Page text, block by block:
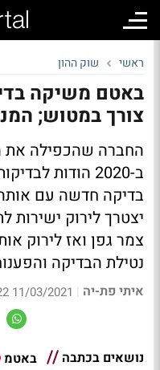
ראשי שוק ההון
באטם משיקה
צורך במטוש;
החברה שהכפילה את
ב-2020 הודות
בדיקה חדשה עם
יצטרך לירוק ישירות
צמר גפן ואז לירוק
נטילת הבדיקה
איתי פת-יה |
11/03/2021 11:22
נושאים בכתבה באטמ